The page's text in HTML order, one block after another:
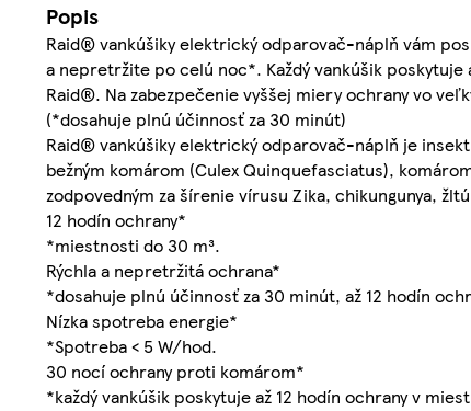
Popis
Raid® vankúšiky elektrický odparovač-náplň vám
a nepretržite po celú noc*. Každý vankúšik
Raid®. Na zabezpečenie vyššej miery ochrany vo
(*dosahuje plnú účinnosť za 30 minút)
Raid® vankúšiky elektrický odparovač-náplň je
bežným komárom (Culex Quinquefasciatus),
zodpovedným za šírenie vírusu Zika, chikungunya,
12 hodín ochrany*
*miestnosti do 30 m³.
Rýchla a nepretržitá ochrana*
*dosahuje plnú účinnosť za 30 minút, až 12 hodín
Nízka spotreba energie*
*Spotreba < 5 W/hod.
30 nocí ochrany proti komárom*
*každý vankúšik poskytuje až 12 hodín ochrany v